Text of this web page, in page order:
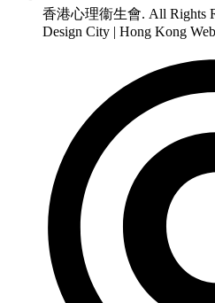
香港心理衞生會. All Rights
Design City | Hong Kong